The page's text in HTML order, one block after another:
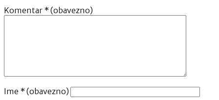
Komentar * (obavezno)
Ime * (obavezno)